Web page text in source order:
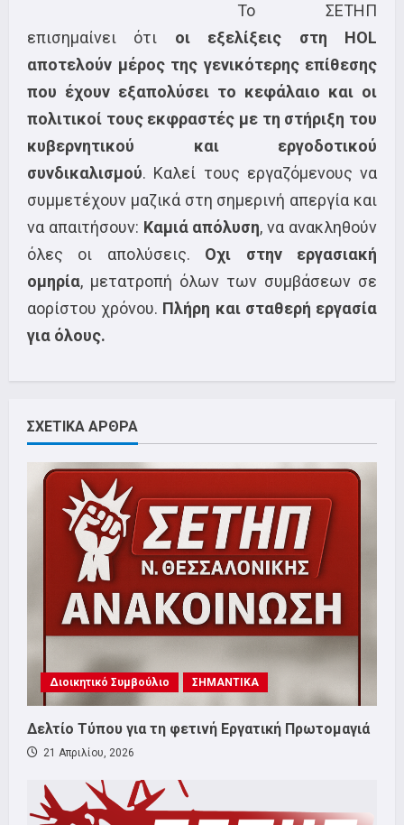
Το ΣΕΤΗΠ
επισημαίνει ότι οι εξελίξεις στη HOL
αποτελούν μέρος της γενικότερης επίθεσης
που έχουν εξαπολύσει το κεφάλαιο και οι
πολιτικοί τους εκφραστές με τη στήριξη του
κυβερνητικού και εργοδοτικού
συνδικαλισμού. Καλεί τους εργαζόμενους να
συμμετέχουν μαζικά στη σημερινή απεργία και
να απαιτήσουν: Καμιά απόλυση, να ανακληθούν
όλες οι απολύσεις. Οχι στην εργασιακή
ομηρία, μετατροπή όλων των συμβάσεων σε
αορίστου χρόνου. Πλήρη και σταθερή εργασία
για όλους.
ΣΧΕΤΙΚΑ ΑΡΘΡΑ
Διοικητικό Συμβούλιο ΣΗΜΑΝΤΙΚΑ
Δελτίο Τύπου για τη φετινή Εργατική Πρωτομαγιά
21 Απριλίου, 2026